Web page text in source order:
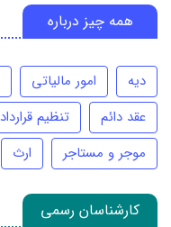
همه چیز درباره
دیه امور مالیاتی
عقد دائم
تنظیم قرارداد
موجر و مستاجر
ارث
کارشناسان رسمی